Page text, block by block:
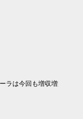
【2027年